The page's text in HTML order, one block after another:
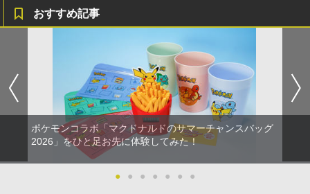
おすすめ記事
ポケモンコラボ「マクドナルドのサマーチャンスバッグ
2026」をひと足お先に体験してみた！
● ● ● ● ● ● ●